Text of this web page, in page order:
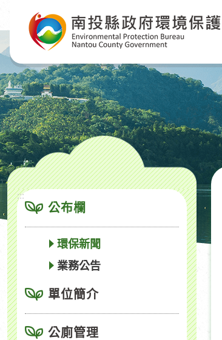
要
內
容
區
塊
:::
公布欄
環保新聞
業務公告
單位簡介
公廁管理